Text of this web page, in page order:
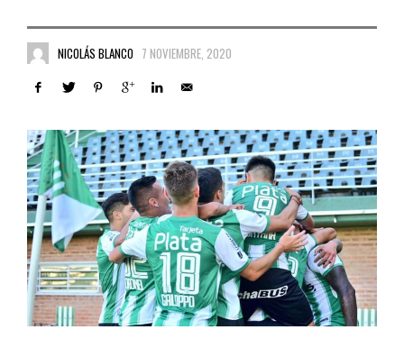
NICOLÁS BLANCO 7 NOVIEMBRE, 2020